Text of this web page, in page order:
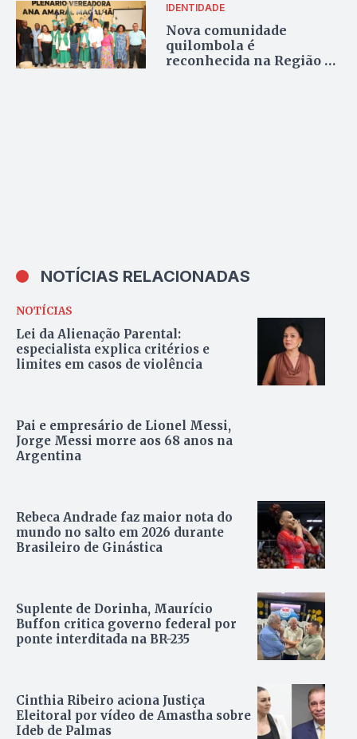
IDENTIDADE
Nova comunidade
quilombola é
reconhecida na Região da
NOTÍCIAS RELACIONADAS
NOTÍCIAS
Lei da Alienação Parental:
especialista explica critérios e
limites em casos de violência
Pai e empresário de Lionel Messi,
Jorge Messi morre aos 68 anos na
Argentina
Rebeca Andrade faz maior nota do
mundo no salto em 2026 durante
Brasileiro de Ginástica
Suplente de Dorinha, Maurício
Buffon critica governo federal por
ponte interditada na BR-235
Cinthia Ribeiro aciona Justiça
Eleitoral por vídeo de Amastha sobre
Ideb de Palmas